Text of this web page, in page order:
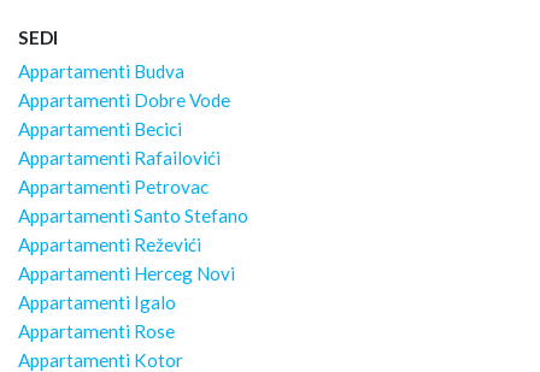
SEDI
Appartamenti Budva
Appartamenti Dobre Vode
Appartamenti Becici
Appartamenti Rafailovići
Appartamenti Petrovac
Appartamenti Santo Stefano
Appartamenti Reževići
Appartamenti Herceg Novi
Appartamenti Igalo
Appartamenti Rose
Appartamenti Kotor